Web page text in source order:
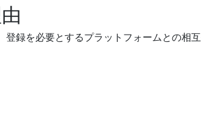
録を必要とするプラットフォームとの相